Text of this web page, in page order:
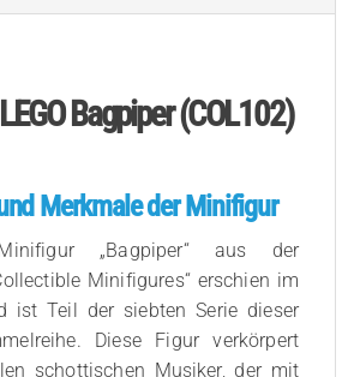
Bagpiper (COL102)
Merkmale der Minifigur
„Bagpiper“ aus der
Minifigures“ erschien im
ist Teil der siebten Serie dieser
Diese Figur verkörpert
schottischen Musiker, der mit